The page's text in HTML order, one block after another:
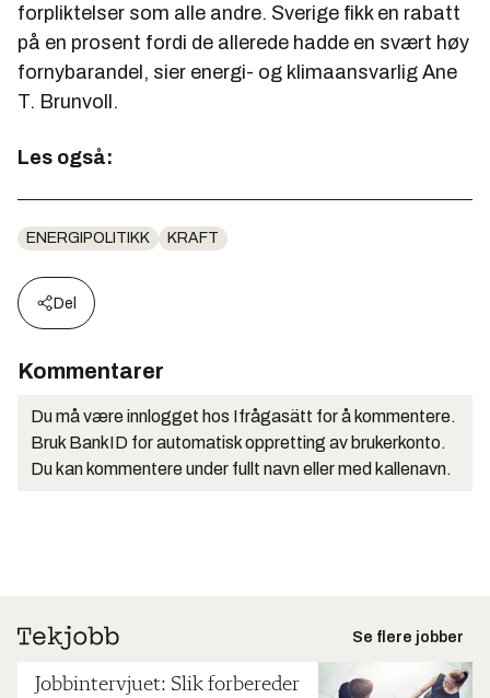
forpliktelser som alle andre. Sverige fikk en rabatt
på en prosent fordi de allerede hadde en svært høy
fornybarandel, sier energi- og klimaansvarlig Ane
T. Brunvoll.
Les også:
ENERGIPOLITIKK KRAFT
Del
Kommentarer
Du må være innlogget hos Ifrågasätt for å kommentere.
Bruk BankID for automatisk oppretting av brukerkonto.
Du kan kommentere under fullt navn eller med kallenavn.
Se flere jobber
Jobbintervjuet: Slik forbereder